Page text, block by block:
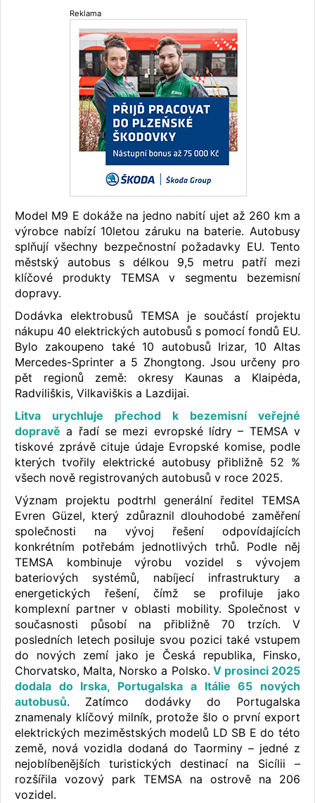
Reklama
Model M9 E dokáže na jedno nabití ujet až 260 km a
výrobce nabízí 10letou záruku na baterie. Autobusy
splňují všechny bezpečnostní požadavky EU. Tento
městský autobus s délkou 9,5 metru patří mezi
klíčové produkty TEMSA v segmentu bezemisní
dopravy.
Dodávka elektrobusů TEMSA je součástí projektu
nákupu 40 elektrických autobusů s pomocí fondů EU.
Bylo zakoupeno také 10 autobusů Irizar, 10 Altas
Mercedes-Sprinter a 5 Zhongtong. Jsou určeny pro
pět regionů země: okresy Kaunas a Klaipėda,
Radviliškis, Vilkaviškis a Lazdijai.
Litva urychluje přechod k bezemisní veřejné
dopravě a řadí se mezi evropské lídry – TEMSA v
tiskové zprávě cituje údaje Evropské komise, podle
kterých tvořily elektrické autobusy přibližně 52 %
všech nově registrovaných autobusů v roce 2025.
Význam projektu podtrhl generální ředitel TEMSA
Evren Güzel, který zdůraznil dlouhodobé zaměření
společnosti na vývoj řešení odpovídajících
konkrétním potřebám jednotlivých trhů. Podle něj
TEMSA kombinuje výrobu vozidel s vývojem
bateriových systémů, nabíjecí infrastruktury a
energetických řešení, čímž se profiluje jako
komplexní partner v oblasti mobility. Společnost v
současnosti působí na přibližně 70 trzích. V
posledních letech posiluje svou pozici také vstupem
do nových zemí jako je Česká republika, Finsko,
Chorvatsko, Malta, Norsko a Polsko. V prosinci 2025
dodala do Irska, Portugalska a Itálie 65 nových
autobusů. Zatímco dodávky do Portugalska
znamenaly klíčový milník, protože šlo o první export
elektrických meziměstských modelů LD SB E do této
země, nová vozidla dodaná do Taorminy – jedné z
nejoblíbenějších turistických destinací na Sicílii –
rozšířila vozový park TEMSA na ostrově na 206
vozidel.